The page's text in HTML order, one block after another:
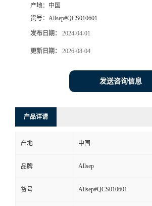
产地： 中国
货号： Allsep#QCS010601
发布日期： 2024-04-01
更新日期： 2026-08-04
发送咨询信息
产品详请
产地 中国
品牌 Allsep
货号 Allsep#QCS010601